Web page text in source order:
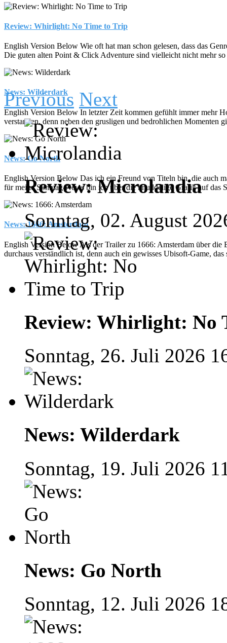
Review: Whirlight: No Time to Trip
English Version Below Wie oft hat man schon gelesen, dass das
Die guten alten Point & Click Adventure sind vielleicht nicht mehr so
News: Wilderdark
English Version Below In letzter Zeit kommen gefühlt immer mehr
verstanden, denn neben den grusligen und bedrohlichen Momenten
News: Go North
English Version Below Das ich ein Freund von Titeln bin, die auch
für meine Sonntag-News bin ich über die knuddelige Grafik auf das
News: 1666: Amsterdam
English Version Below Als der Trailer zu 1666: Amsterdam über die
durchaus verständlich ist, denn auch ein gewisses Ubisoft-Game,
Previous Next
Review: Microlandia
Sonntag, 02. August
Review: Whirlight: No
Sonntag, 26. Juli 2026
News: Wilderdark
Sonntag, 19. Juli 2026
News: Go North
Sonntag, 12. Juli 2026